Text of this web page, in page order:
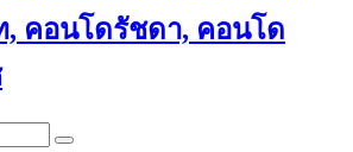
คอนโดรัชดา, คอนโด